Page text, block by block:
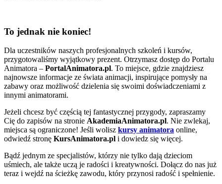
To jednak nie koniec!
Dla uczestników naszych profesjonalnych szkoleń i kursów,
przygotowaliśmy wyjątkowy prezent. Otrzymasz dostęp do Portalu
Animatora – PortalAnimatora.pl. To miejsce, gdzie znajdziesz
najnowsze informacje ze świata animacji, inspirujące pomysły na
zabawy oraz możliwość dzielenia się swoimi doświadczeniami z
innymi animatorami.
Jeżeli chcesz być częścią tej fantastycznej przygody, zapraszamy
Cię do zapisów na stronie AkademiaAnimatora.pl. Nie zwlekaj,
miejsca są ograniczone! Jeśli wolisz kursy animatora online,
odwiedź stronę KursAnimatora.pl i dowiedz się więcej.
Bądź jednym ze specjalistów, którzy nie tylko dają dzieciom
uśmiech, ale także uczą je radości i kreatywności. Dołącz do nas już
teraz i wejdź na ścieżkę zawodu, który przynosi radość i spełnienie.